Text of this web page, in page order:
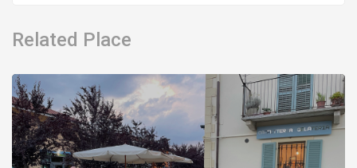
Related Place